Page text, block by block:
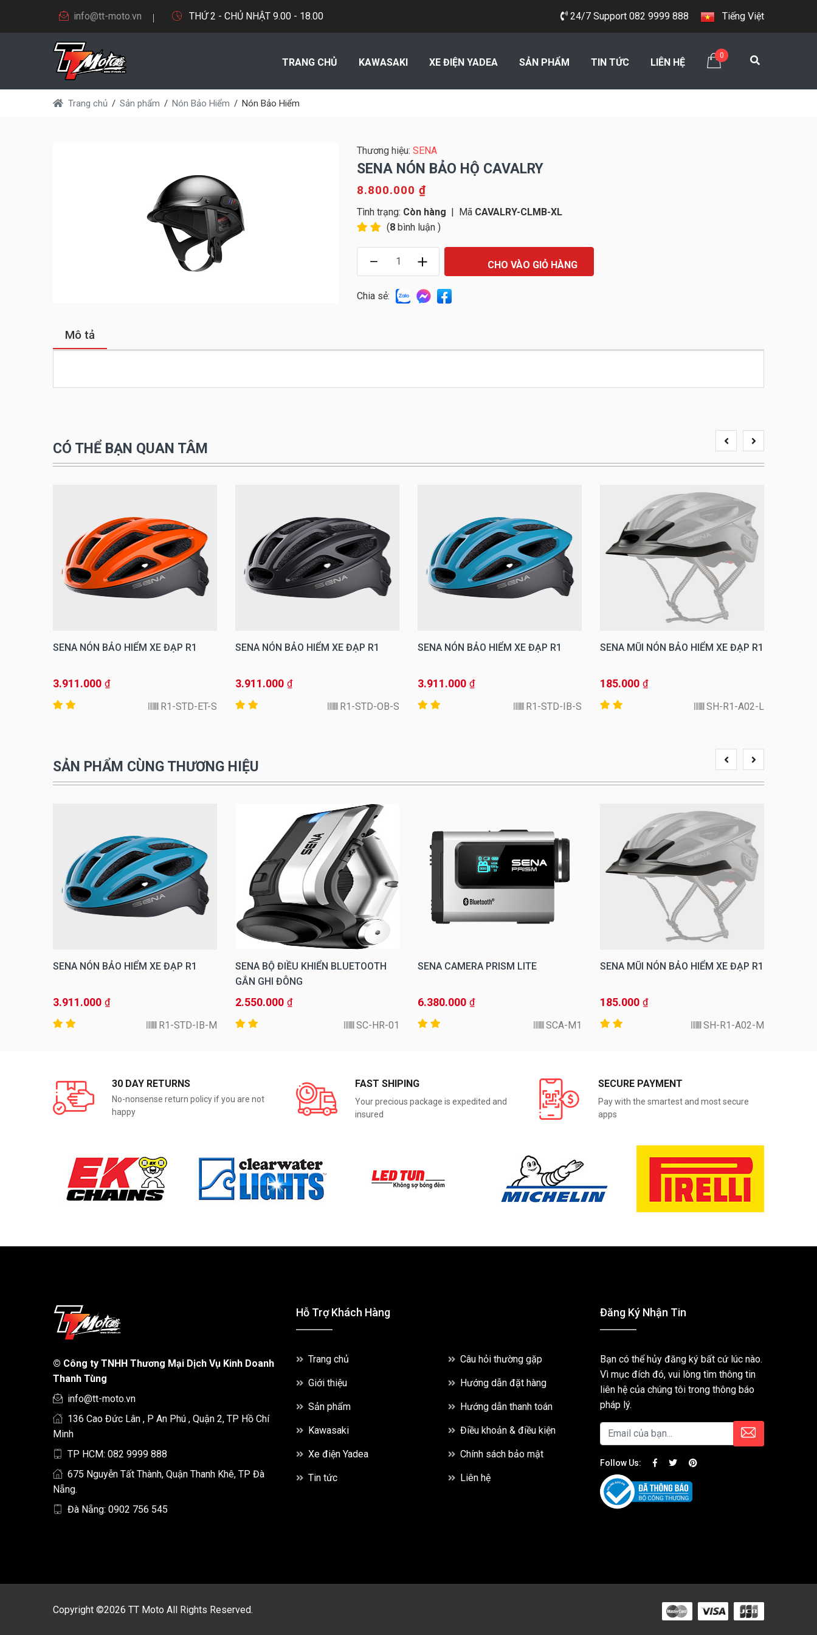
info@tt-moto.vn THỨ 2 - CHỦ NHẬT 9.00 - 18.00 24/7 Support 082 9999 888 Tiếng Việt
0
TRANG CHỦ KAWASAKI XE ĐIỆN YADEA SẢN PHẨM TIN TỨC LIÊN HỆ
Trang chủ Sản phẩm Nón Bảo Hiểm Nón Bảo Hiểm
Thương hiệu: SENA
SENA NÓN BẢO HỘ CAVALRY
8.800.000 ₫
Tình trạng: Còn hàng | Mã CAVALRY-CLMB-XL
(8 bình luận )
CHO VÀO GIỎ HÀNG
Chia sẻ:
Mô tả
CÓ THỂ BẠN QUAN TÂM
SENA MŨI NÓN BẢO HIỂM XE ĐẠP R1
185.000 ₫
SH-R1-A02-L
SENA NÓN BẢO HIỂM XE ĐẠP R1
3.911.000 ₫
R1-STD-IB-S
SENA NÓN BẢO HIỂM XE ĐẠP R1
3.911.000 ₫
R1-STD-OB-S
SENA NÓN BẢO HIỂM XE ĐẠP R1
3.911.000 ₫
R1-STD-ET-S
SẢN PHẨM CÙNG THƯƠNG HIỆU
SENA MŨI NÓN BẢO HIỂM XE ĐẠP R1
185.000 ₫
SH-R1-A02-M
SENA CAMERA PRISM LITE
6.380.000 ₫
SCA-M1
SENA BỘ ĐIỀU KHIỂN BLUETOOTH
GẮN GHI ĐÔNG
2.550.000 ₫
SC-HR-01
SENA NÓN BẢO HIỂM XE ĐẠP R1
3.911.000 ₫
R1-STD-IB-M
30 DAY RETURNS
No-nonsense return policy if you are not
happy
FAST SHIPING
Your precious package is expedited and
insured
SECURE PAYMENT
Pay with the smartest and most secure
apps
© Công ty TNHH Thương Mại Dịch Vụ Kinh Doanh
Thanh Tùng
info@tt-moto.vn
136 Cao Đức Lân , P An Phú , Quận 2, TP Hồ Chí
Minh
TP HCM: 082 9999 888
675 Nguyễn Tất Thành, Quận Thanh Khê, TP Đà
Nẵng.
Đà Nẵng: 0902 756 545
Hỗ Trợ Khách Hàng
Trang chủ
Giới thiệu
Sản phẩm
Kawasaki
Xe điện Yadea
Tin tức
Câu hỏi thường gặp
Hướng dẫn đặt hàng
Hướng dẫn thanh toán
Điều khoản & điều kiện
Chính sách bảo mật
Liên hệ
Đăng Ký Nhận Tin
Bạn có thể hủy đăng ký bất cứ lúc nào.
Vì mục đích đó, vui lòng tìm thông tin
liên hệ của chúng tôi trong thông báo
pháp lý.
Follow Us:
Copyright ©2026 TT Moto All Rights Reserved.